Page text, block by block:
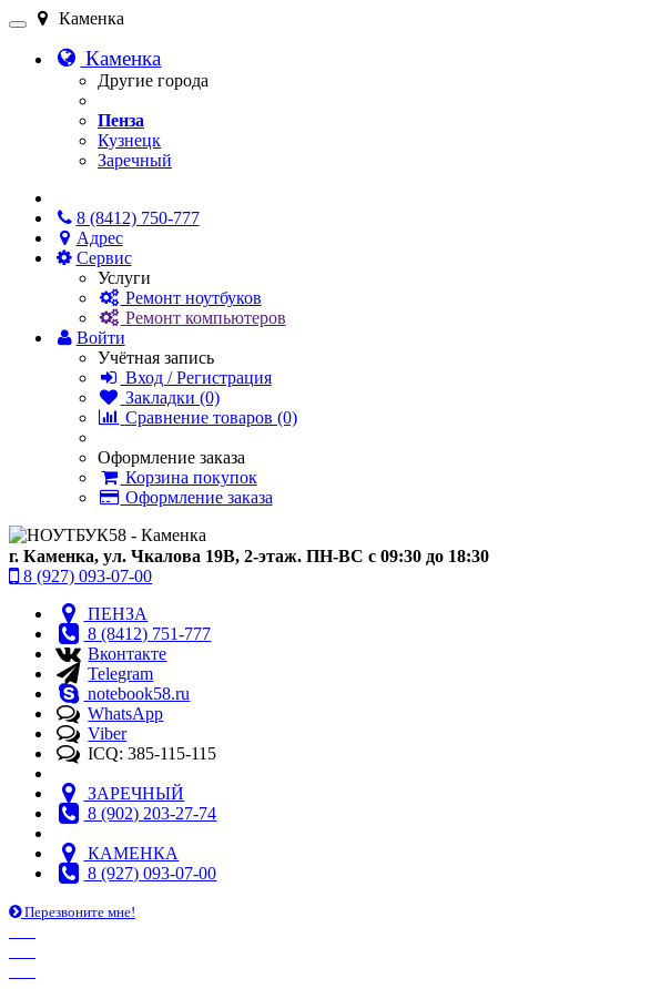
Каменка
Каменка
Другие города
Пенза
Кузнецк
Заречный
8 (8412) 750-777
Адрес
Сервис
Услуги
Ремонт ноутбуков
Ремонт компьютеров
Войти
Учётная запись
Вход / Регистрация
Закладки (0)
Сравнение товаров (0)
Оформление заказа
Корзина покупок
Оформление заказа
г. Каменка, ул. Чкалова 19В, 2-этаж. ПН-ВС с 09:30 до 18:30
8 (927) 093-07-00
ПЕНЗА
8 (8412) 751-777
Вконтакте
Telegram
notebook58.ru
WhatsApp
Viber
ICQ: 385-115-115
ЗАРЕЧНЫЙ
8 (902) 203-27-74
КАМЕНКА
8 (927) 093-07-00
Перезвоните мне!